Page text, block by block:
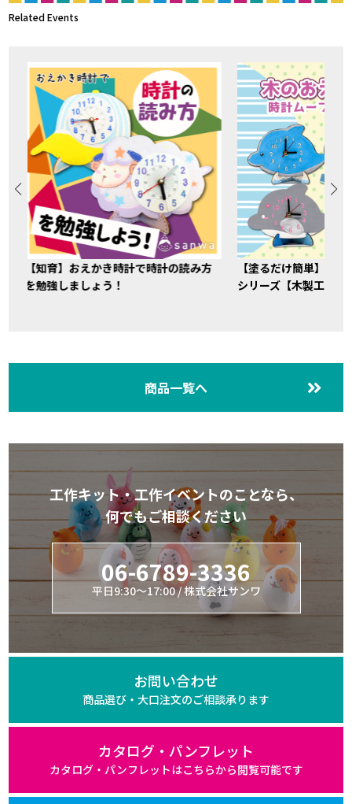
Related Events
【知育】おえかき時計で時計の読み方
を勉強しましょう！
【塗るだけ簡単】手
シリーズ【木製工作キ
商品一覧へ
工作キット・工作イベントのことなら、
何でもご相談ください
06-6789-3336
平日9:30～17:00 / 株式会社サンワ
お問い合わせ
商品選び・大口注文のご相談承ります
カタログ・パンフレット
カタログ・パンフレットはこちらから閲覧可能です